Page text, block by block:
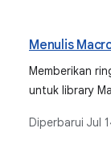
Menulis
Memberikan
untuk library
seperti startup
Diperbarui Jul